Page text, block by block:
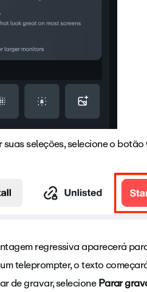
suas seleções, selecione o botão
regressiva aparecerá
teleprompter, o texto
de gravar, selecioneParar